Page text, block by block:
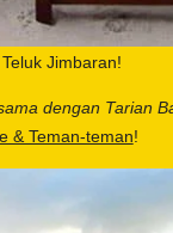
Jimbaran!
dengan Tarian
& Teman-teman!